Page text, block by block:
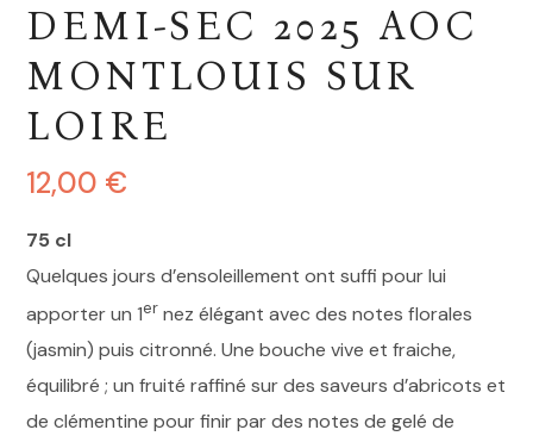
DEMI-SEC 2025 AOC
MONTLOUIS SUR
LOIRE
12,00 €
75 cl
Quelques jours d’ensoleillement ont suffi pour lui
apporter un 1er nez élégant avec des notes florales
(jasmin) puis citronné. Une bouche vive et fraiche,
équilibré ; un fruité raffiné sur des saveurs d’abricots et
de clémentine pour finir par des notes de gelé de